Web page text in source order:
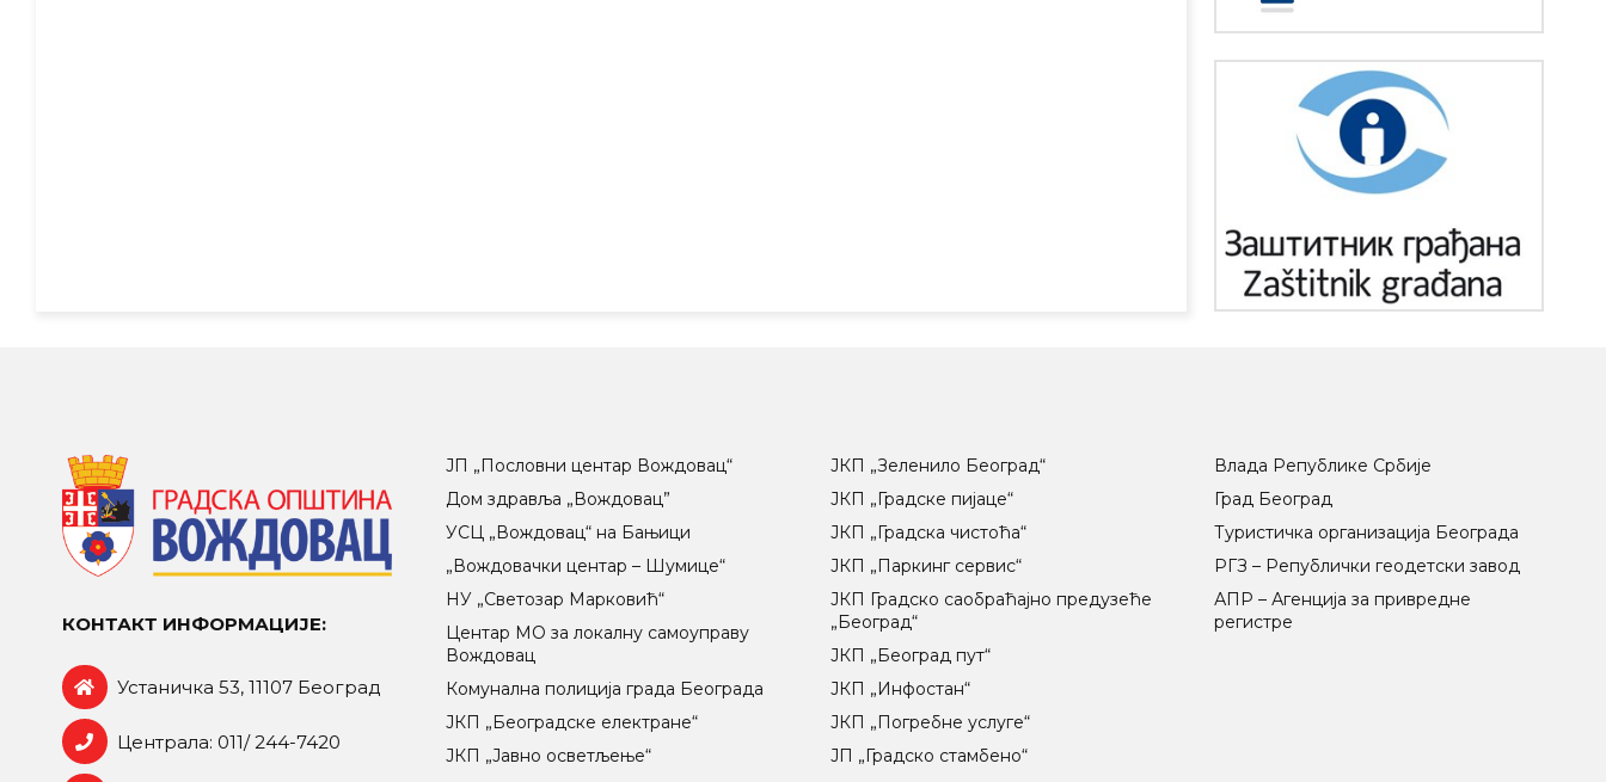
КОНТАКТ ИНФОРМАЦИЈЕ:
Устаничка 53, 11107 Београд
Централа: 011/ 244-7420
ЈП „Пословни центар Вождовац“
Дом здравља „Вождовац”
УСЦ „Вождовац“ на Бањици
„Вождовачки центар – Шумице“
НУ „Светозар Марковић“
Центар МO за локалну самоуправу
Вождовац
Комунална полиција града Београда
ЈКП „Београдске електране“
ЈКП „Јавно осветљење“
ЈКП „Зеленило Београд“
ЈКП „Градске пијаце“
ЈКП „Градска чистоћа“
ЈКП „Паркинг сервис“
ЈКП Градско саобраћајно предузеће
„Београд“
ЈКП „Београд пут“
ЈКП „Инфостан“
ЈКП „Погребне услуге“
ЈП „Градско стамбено“
Влада Републике Србије
Град Београд
Туристичка организација Београда
РГЗ – Републички геодетски завод
АПР – Агенција за привредне
регистре